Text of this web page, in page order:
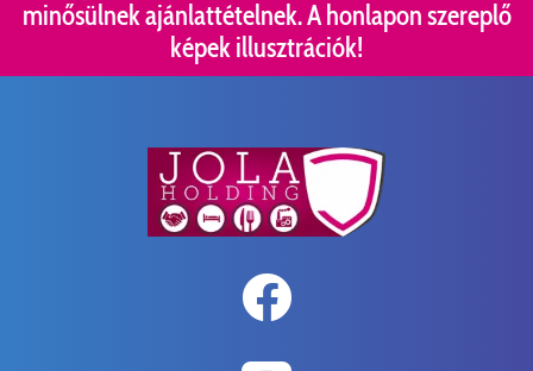
minősülnek ajánlattételnek. A honlapon szereplő
képek illusztrációk!
